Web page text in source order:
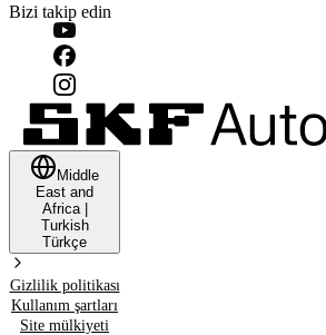
Bizi takip edin
Middle
East and
Africa|
Turkish
Türkçe
Gizlilik politikası
Kullanım şartları
Site mülkiyeti